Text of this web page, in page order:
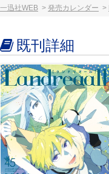
一迅社WEB 発売カレンダー
既刊詳細